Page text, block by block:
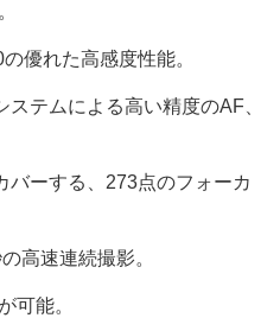
優れた高感度性能。
テムによる高い精度のAF、
バーする、273点のフォーカ
高速連続撮影。
可能。